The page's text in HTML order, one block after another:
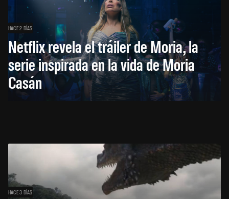
HACE 2 DÍAS
Netflix revela el tráiler de Moria, la
serie inspirada en la vida de Moria
Casán
HACE 3 DÍAS